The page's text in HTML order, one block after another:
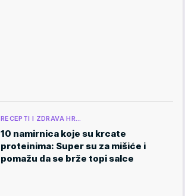
RECEPTI I ZDRAVA HR…
10 namirnica koje su krcate
proteinima: Super su za mišiće i
pomažu da se brže topi salce